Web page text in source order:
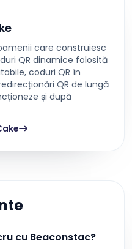
care construiesc
QR dinamice folosită
coduri QR în
QR de lungă
și după
cu Beaconstac?